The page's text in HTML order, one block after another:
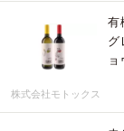
有
グ
株式会社モトックス